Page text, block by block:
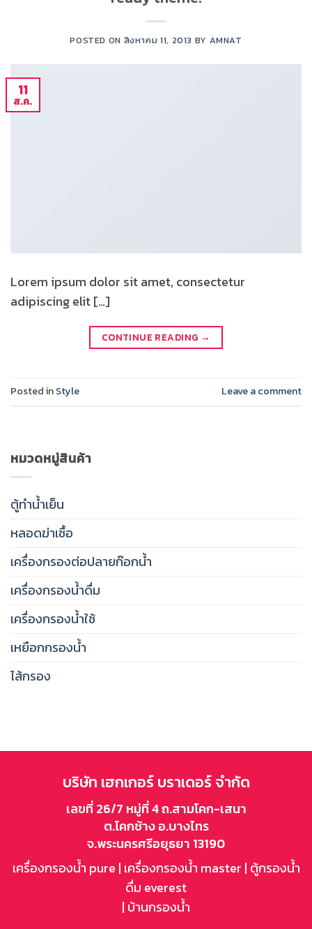
POSTED ON สิงหาคม 11, 2013 BY AMNAT
11
ส.ค.
Lorem ipsum dolor sit amet, consectetur
adipiscing elit […]
CONTINUE READING →
Posted inStyle Leave a comment
หมวดหมู่สินค้า
ตู้ทำน้ำเย็น
หลอดฆ่าเชื้อ
เครื่องกรองต่อปลายก๊อกน้ำ
เครื่องกรองน้ำดื่ม
เครื่องกรองน้ำใช้
เหยือกกรองน้ำ
ไส้กรอง
บริษัท เฮกเกอร์ บราเดอร์ จำกัด
เลขที่ 26/7 หมู่ที่ 4 ถ.สามโคก-เสนา
ต.โคกช้าง อ.บางไทร
จ.พระนครศรีอยุธยา 13190
เครื่องกรองน้ำ pure | เครื่องกรองน้ำ master | ตู้กรองน้ำ
ดื่ม everest
| บ้านกรองน้ำ